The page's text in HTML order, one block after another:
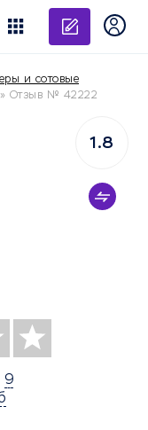
и сотовые
» Отзыв № 42222
9
1.8